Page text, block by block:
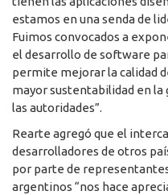
estamos en una senda de
Fuimos convocados a
el desarrollo de software
permite mejorar la calidad
mayor sustentabilidad en la
las autoridades”.
Rearte agregó que el
desarrolladores de otros
por parte de
argentinos “nos hace